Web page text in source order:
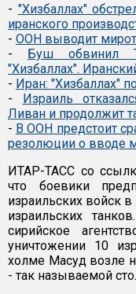
- "Хизбаллах"
иранского
- ООН выводит
- Буш обвинил
"Хизбаллах".
- Иран: "Хизбаллах"
- Израиль
Ливан и продолжит
- В ООН предстоит
резолюции о вводе
ИТАР-ТАСС со
что боевики
израильских войск
израильских
сирийское
уничтожении 10
холме Масуд возле
- так называемой